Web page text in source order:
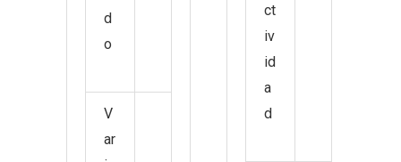
d
o
V
ar
ct
iv
id
a
d